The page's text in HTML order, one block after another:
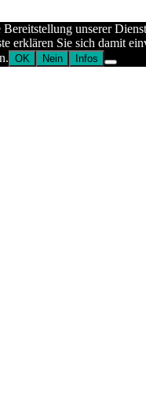
unserer
erklären Sie sich damit
OK Nein Infos